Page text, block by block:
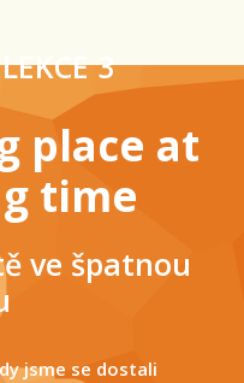
3
place at
time
ve špatnou
jsme se dostali